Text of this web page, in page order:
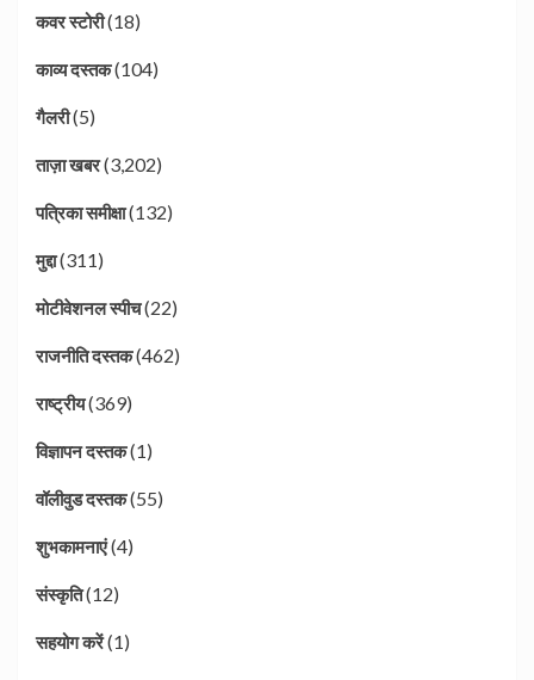
कवर स्टोरी(18)
काव्य दस्तक(104)
गैलरी(5)
ताज़ा खबर(3,202)
पत्रिका समीक्षा(132)
मुद्दा(311)
मोटीवेशनल स्पीच(22)
राजनीति दस्तक(462)
राष्ट्रीय(369)
विज्ञापन दस्तक(1)
वॉलीवुड दस्तक(55)
शुभकामनाएं(4)
संस्कृति(12)
सहयोग करें(1)